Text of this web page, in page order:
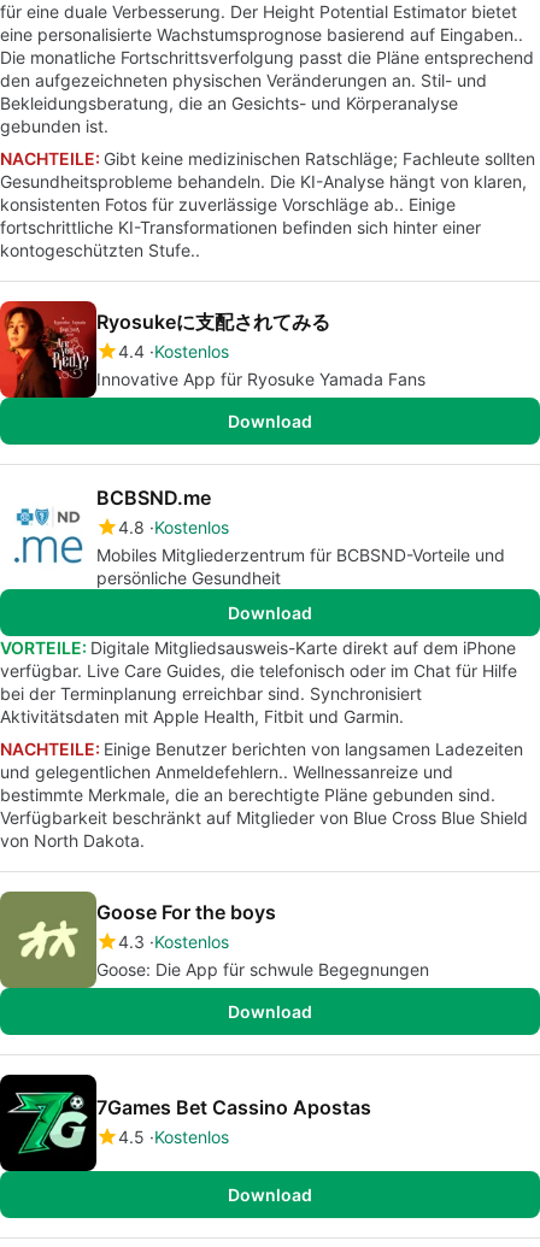
für eine duale Verbesserung. Der Height Potential Estimator bietet
eine personalisierte Wachstumsprognose basierend auf Eingaben..
Die monatliche Fortschrittsverfolgung passt die Pläne entsprechend
den aufgezeichneten physischen Veränderungen an. Stil- und
Bekleidungsberatung, die an Gesichts- und Körperanalyse
gebunden ist.
NACHTEILE: Gibt keine medizinischen Ratschläge; Fachleute sollten
Gesundheitsprobleme behandeln. Die KI-Analyse hängt von klaren,
konsistenten Fotos für zuverlässige Vorschläge ab.. Einige
fortschrittliche KI-Transformationen befinden sich hinter einer
kontogeschützten Stufe..
Ryosukeに支配されてみる
4.4 Kostenlos
Innovative App für Ryosuke Yamada Fans
Download
BCBSND.me
4.8 Kostenlos
Mobiles Mitgliederzentrum für BCBSND-Vorteile und
persönliche Gesundheit
Download
VORTEILE: Digitale Mitgliedsausweis-Karte direkt auf dem iPhone
verfügbar. Live Care Guides, die telefonisch oder im Chat für Hilfe
bei der Terminplanung erreichbar sind. Synchronisiert
Aktivitätsdaten mit Apple Health, Fitbit und Garmin.
NACHTEILE: Einige Benutzer berichten von langsamen Ladezeiten
und gelegentlichen Anmeldefehlern.. Wellnessanreize und
bestimmte Merkmale, die an berechtigte Pläne gebunden sind.
Verfügbarkeit beschränkt auf Mitglieder von Blue Cross Blue Shield
von North Dakota.
Goose For the boys
4.3 Kostenlos
Goose: Die App für schwule Begegnungen
Download
7Games Bet Cassino Apostas
4.5 Kostenlos
Download